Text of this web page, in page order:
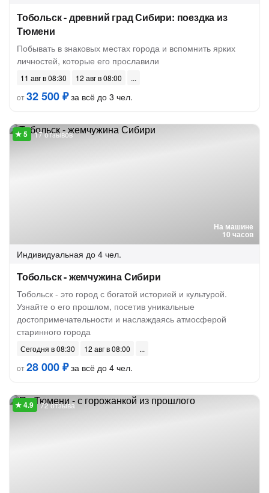
Тобольск - древний град Сибири: поездка из
Тюмени
Побывать в знаковых местах города и вспомнить ярких
личностей, которые его прославили
11 авг в 08:30
12 авг в 08:00
от32 500 ₽за всё до 3 чел.
На машине
10 часов
17 отзывов
Индивидуальная до 4 чел.
Тобольск - жемчужина Сибири
Тобольск - это город с богатой историей и культурой.
Узнайте о его прошлом, посетив уникальные
достопримечательности и наслаждаясь атмосферой
старинного города
Сегодня в 08:30
12 авг в 08:00
от28 000 ₽за всё до 4 чел.
72 отзыва